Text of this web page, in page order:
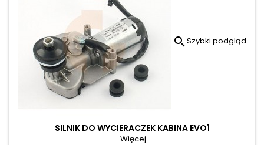
 Szybki podgląd
SILNIK DO WYCIERACZEK KABINA EVO1
Więcej